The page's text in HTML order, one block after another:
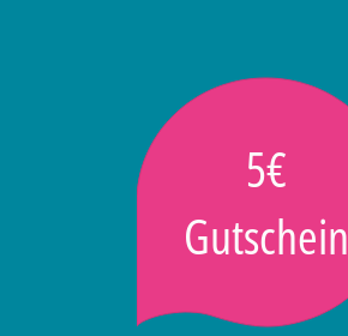
5€
Gutschein